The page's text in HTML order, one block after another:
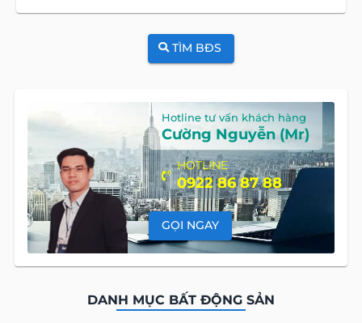
TÌM BĐS
Hotline tư vấn khách hàng
Cường Nguyễn (Mr)
HOTLINE
0922 86 87 88
GỌI NGAY
DANH MỤC BẤT ĐỘNG SẢN